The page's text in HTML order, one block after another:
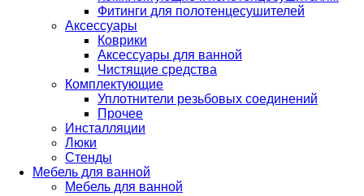
Фитинги для полотенцесушителей
Аксессуары
Коврики
Аксессуары для ванной
Чистящие средства
Комплектующие
Уплотнители резьбовых соединений
Прочее
Инсталляции
Люки
Стенды
Мебель для ванной
Мебель для ванной